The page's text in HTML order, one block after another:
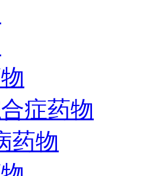
症药物
药物